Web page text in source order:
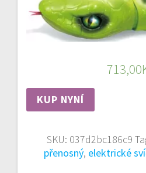
713,00
KUP NYNÍ
SKU: 037d2bc186c9
přenosný, elektrické